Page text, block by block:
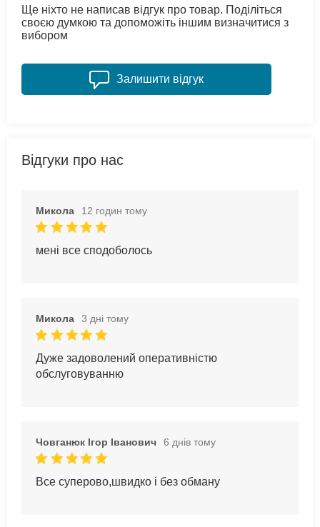
Ще ніхто не написав відгук про товар. Поділіться
своєю думкою та допоможіть іншим визначитися з
вибором
Залишити відгук
Відгуки про нас
Микола 12 годин тому
мені все сподоболось
Микола 3 дні тому
Дуже задоволений оперативністю
обслуговуванню
Човганюк Ігор Іванович 6 днів тому
Все суперово,швидко і без обману